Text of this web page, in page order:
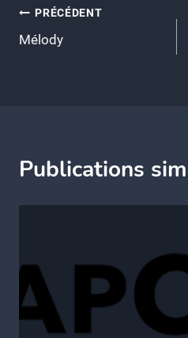
Navigation
de
PRÉCÉDENT
Mélody
Publications